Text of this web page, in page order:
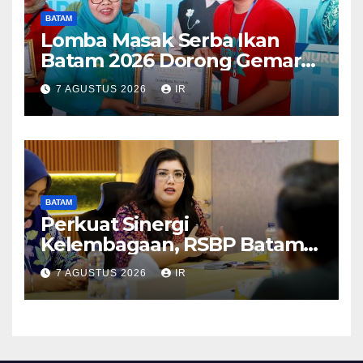
BATAM
Lomba Masak Serba Ikan
Batam 2026 Dorong Gemar
Makan Ikan
7 AGUSTUS 2026 IR
BATAM
Perkuat Sinergi
Kelembagaan, RSBP Batam
dan BPOM Pastikan
Pelayanan dan Ketersediaan
Obat Aman
7 AGUSTUS 2026 IR